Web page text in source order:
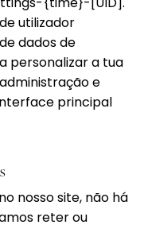
utilizador
dados de
personalizar a tua
e
principal
nosso site, não há
reter ou